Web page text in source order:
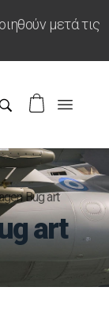
μετά τις
Bug art
art